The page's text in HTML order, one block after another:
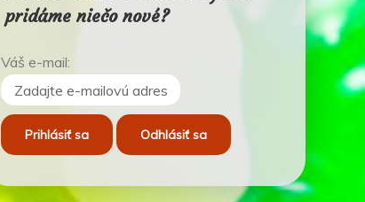
pridáme niečo nové?
Váš e-mail: